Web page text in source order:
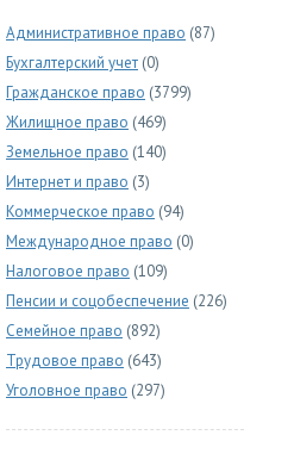
Административное право (87)
Бухгалтерский учет (0)
Гражданское право (3799)
Жилищное право (469)
Земельное право (140)
Интернет и право (3)
Коммерческое право (94)
Международное право (0)
Налоговое право (109)
Пенсии и соцобеспечение (226)
Семейное право (892)
Трудовое право (643)
Уголовное право (297)